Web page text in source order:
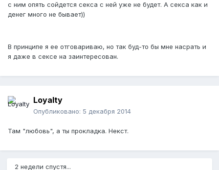
с ним опять сойдется секса с ней уже не будет. А секса как и
денег много не бывает))
В принципе я ее отговариваю, но так буд-то бы мне насрать и
я даже в сексе на заинтересован.
Loyalty
Опубликовано: 5 декабря 2014
Там "любовь", а ты прокладка. Некст.
2 недели спустя...